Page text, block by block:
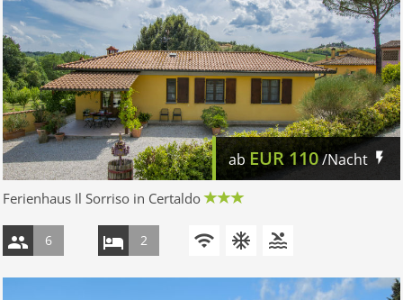
ab EUR 110/Nacht
Ferienhaus Il Sorriso in Certaldo
6 2